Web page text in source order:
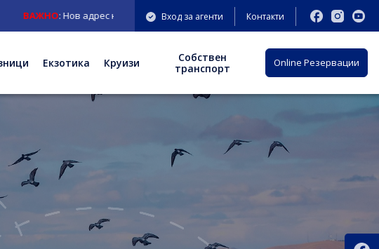
ВАЖНО: Нов адрес на офис София: бул. "Княгиня Мария Луиза" 9-11 ет.3;
Вход за агенти Контакти
Екзотика Круизи
Собствен
транспорт
Оnline Резервации